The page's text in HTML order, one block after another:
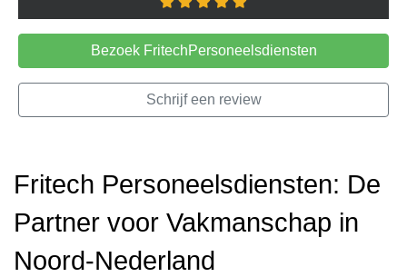
Bezoek FritechPersoneelsdiensten
Schrijf een review
Fritech Personeelsdiensten: De
Partner voor Vakmanschap in
Noord-Nederland